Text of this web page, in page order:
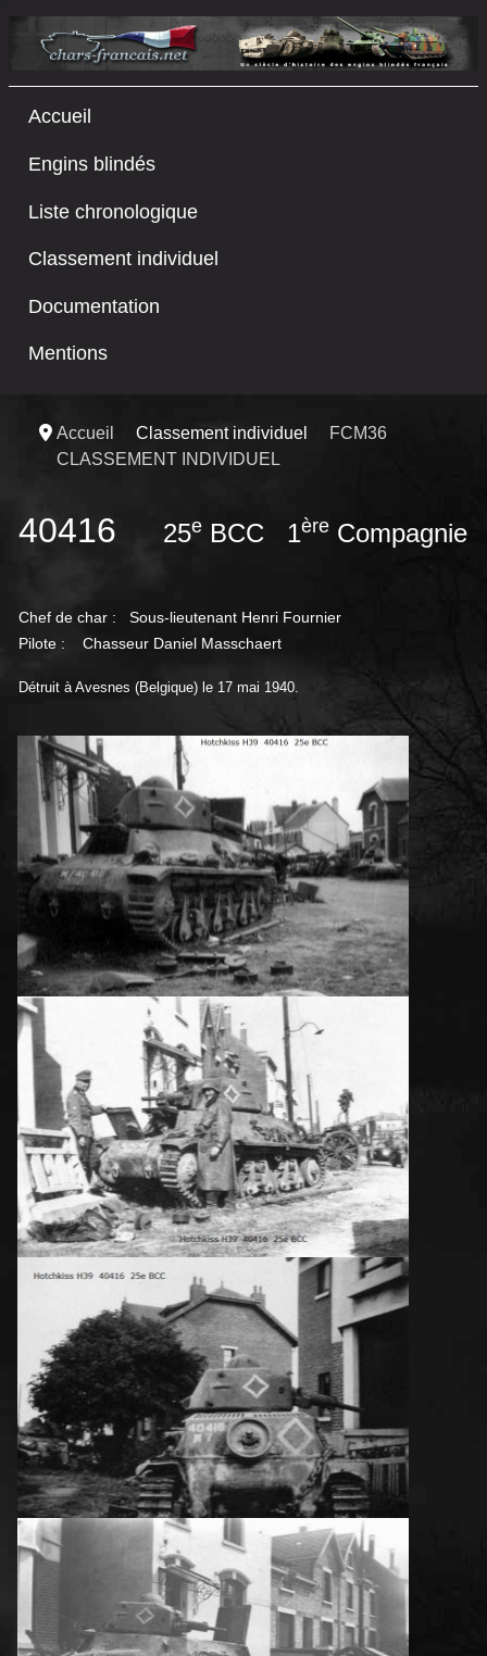
Accueil
Engins blindés
Liste chronologique
Classement individuel
Documentation
Mentions
Accueil Classement individuel
FCM36
CLASSEMENT INDIVIDUEL
40416 25e BCC 1ère Compagnie
Chef de char :
Sous-lieutenant Henri Fournier
Pilote : Chasseur Daniel Masschaert
Détruit à Avesnes (Belgique) le 17 mai 1940.